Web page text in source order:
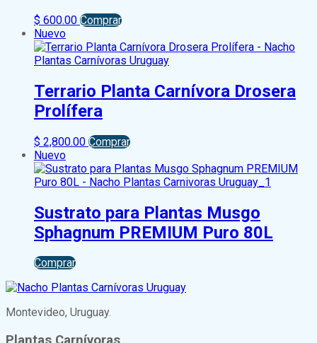
$ 600.00 Comprar
Nuevo
Terrario Planta Carnívora Drosera
Prolífera
$ 2,800.00 Comprar
Nuevo
Sustrato para Plantas Musgo
Sphagnum PREMIUM Puro 80L
Comprar
Montevideo, Uruguay.